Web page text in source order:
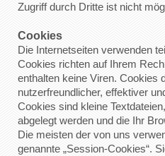
Zugriff durch Dritte ist nicht
Cookies
Die Internetseiten verwenden
Cookies richten auf Ihrem
enthalten keine Viren. Cookies
nutzerfreundlicher, effektiver
Cookies sind kleine
abgelegt werden und die Ihr
Die meisten der von uns
genannte „Session-Cookies“.